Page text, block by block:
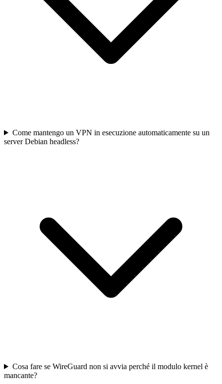
Come mantengo un VPN in esecuzione automaticamente su un
server Debian headless?
Cosa fare se WireGuard non si avvia perché il modulo kernel è
mancante?